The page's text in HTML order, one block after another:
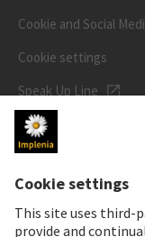
Cookie and Social
Cookie settings
Speak Up Line
STOCK PRICE
ISIN: CH0023868554
62,30 CHF